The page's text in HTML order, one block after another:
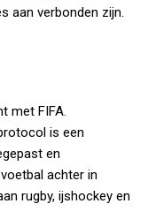
aan verbonden zijn.
met FIFA.
is een
en
achter in
rugby, ijshockey en